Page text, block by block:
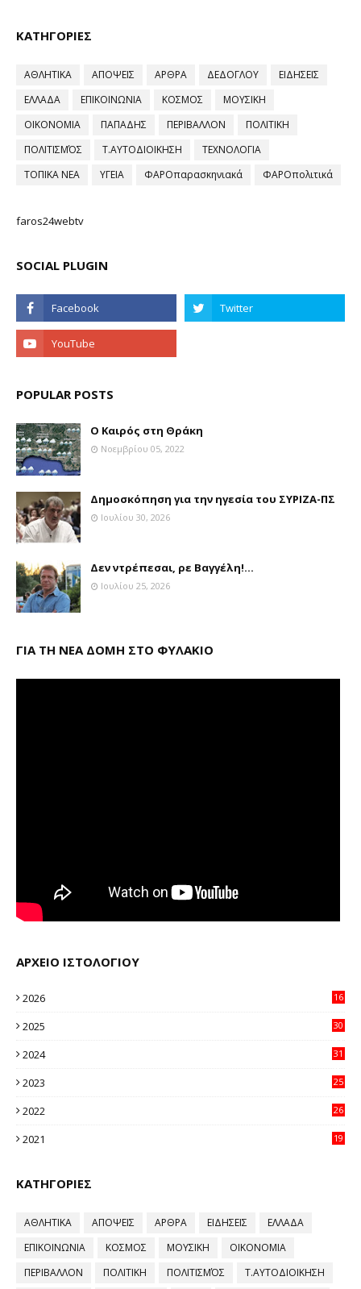
ΚΑΤΗΓΟΡΙΕΣ
ΑΘΛΗΤΙΚΑ ΑΠΟΨΕΙΣ ΑΡΘΡΑ ΔΕΔΟΓΛΟΥ
ΕΙΔΗΣΕΙΣ
ΕΛΛΑΔΑ
ΕΠΙΚΟΙΝΩΝΙΑ ΚΟΣΜΟΣ
ΜΟΥΣΙΚΗ
ΟΙΚΟΝΟΜΙΑ
ΠΑΠΑΔΗΣ ΠΕΡΙΒΑΛΛΟΝ
ΠΟΛΙΤΙΚΗ
ΠΟΛΙΤΙΣΜΌΣ
Τ.ΑΥΤΟΔΙΟΙΚΗΣΗ
ΤΕΧΝΟΛΟΓΙΑ
ΤΟΠΙΚΑ ΝΕΑ
ΥΓΕΙΑ ΦΑΡΟπαρασκηνιακά ΦΑΡΟπολιτικά
faros24webtv
SOCIAL PLUGIN
POPULAR POSTS
Ο Καιρός στη Θράκη
Νοεμβρίου 05, 2022
Δημοσκόπηση για την ηγεσία του ΣΥΡΙΖΑ-ΠΣ
Ιουλίου 30, 2026
Δεν ντρέπεσαι, ρε Βαγγέλη!...
Ιουλίου 25, 2026
ΓΙΑ ΤΗ ΝΕΑ ΔΟΜΗ ΣΤΟ ΦΥΛΑΚΙΟ
ΑΡΧΕΙΟ ΙΣΤΟΛΟΓΙΟΥ
2026
16
2025
30
2024
31
2023
25
2022
26
2021
19
ΚΑΤΗΓΟΡΙΕΣ
ΑΘΛΗΤΙΚΑ ΑΠΟΨΕΙΣ ΑΡΘΡΑ ΕΙΔΗΣΕΙΣ
ΕΛΛΑΔΑ
ΕΠΙΚΟΙΝΩΝΙΑ
ΚΟΣΜΟΣ ΜΟΥΣΙΚΗ
ΟΙΚΟΝΟΜΙΑ
ΠΕΡΙΒΑΛΛΟΝ
ΠΟΛΙΤΙΚΗ ΠΟΛΙΤΙΣΜΌΣ
Τ.ΑΥΤΟΔΙΟΙΚΗΣΗ